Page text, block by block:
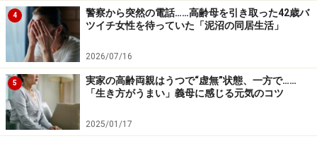
4
警察から突然の電話……高齢母を引き取った42歳バ
ツイチ女性を待っていた「泥沼の同居生活」
2026/07/16
5
実家の高齢両親はうつで“虚無”状態、一方で……
「生き方がうまい」義母に感じる元気のコツ
2025/01/17